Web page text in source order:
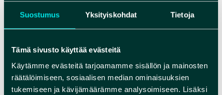
Suostumus Yksityiskohdat Tietoja
Tämä sivusto käyttää evästeitä
Käytämme evästeitä tarjoamamme sisällön ja mainosten
räätälöimiseen, sosiaalisen median ominaisuuksien
tukemiseen ja kävijämäärämme analysoimiseen. Lisäksi
Esimerkiksi Muhokselta ja Vaalasta on löydetty
pronssikauden aikainen suksityyppi, joka lienee
ollut alueella liikkuneiden lappalaisten käytössä.